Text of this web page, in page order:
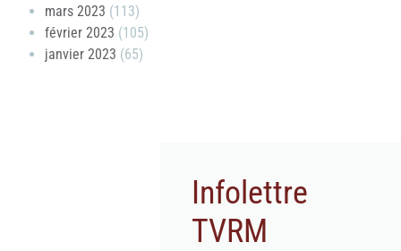
mars 2023 (113)
février 2023 (105)
janvier 2023 (65)
Infolettre
TVRM